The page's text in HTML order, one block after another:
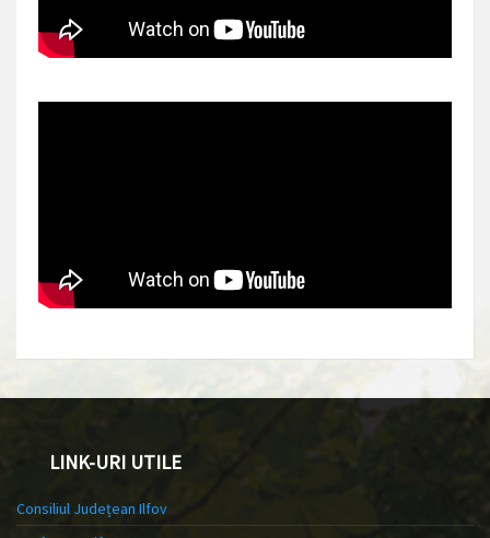
LINK-URI UTILE
Consiliul Județean Ilfov